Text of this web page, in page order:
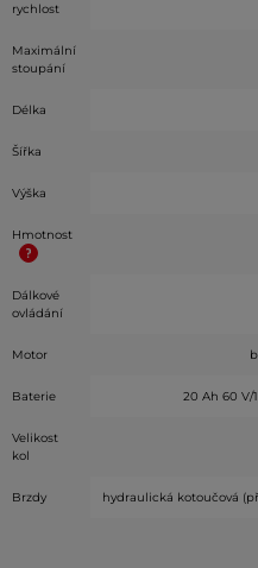
rychlost
Maximální
stoupání
Délka
Šířka
Výška
Hmotnost
Dálkové
ovládání
Motor
Baterie 20 Ah 60 V/
Velikost
kol
Brzdy hydraulická kotoučová